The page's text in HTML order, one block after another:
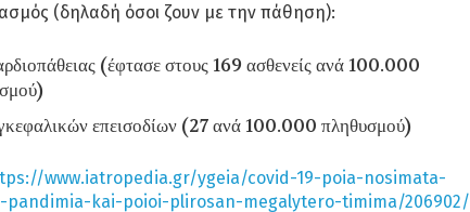
(δηλαδή όσοι ζουν με την πάθηση):
(έφτασε στους 169 ασθενείς ανά 100.000
επεισοδίων (27 ανά 100.000 πληθυσμού)
www.iatropedia.gr/ygeia/covid-19-poia-nosimata-
pandimia-kai-poioi-plirosan-megalytero-timima/206902/